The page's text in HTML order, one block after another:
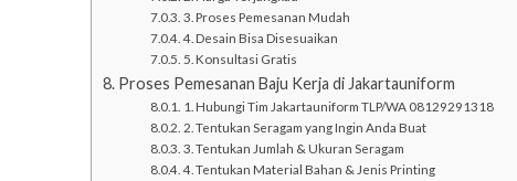
3. Proses Pemesanan Mudah
4. Desain Bisa Disesuaikan
5. Konsultasi Gratis
Proses Pemesanan Baju Kerja di Jakartauniform
1. Hubungi Tim Jakartauniform TLP/WA 08129291318
2. Tentukan Seragam yang Ingin Anda Buat
3. Tentukan Jumlah & Ukuran Seragam
4. Tentukan Material Bahan & Jenis Printing